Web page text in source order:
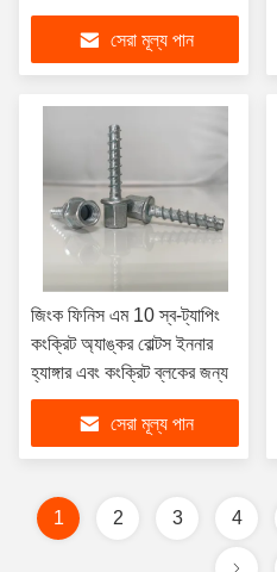
সেরা মূল্য পান
জিংক ফিনিস এম 10 স্ব-ট্যাপিং
কংক্রিট অ্যাঙ্কর বোল্টস ইননার
হ্যাঙ্গার এবং কংক্রিট ব্লকের জন্য
সেরা মূল্য পান
1 2 3 4